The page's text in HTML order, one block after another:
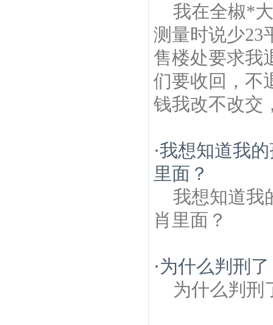
我在全椒*
测量时说少23
售楼处要求我
们要收回，不
钱我改不改交
·我想知道我
里面？
我想知道我
肖里面？
·为什么判刑
为什么判刑